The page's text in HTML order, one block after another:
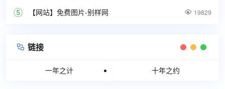
【网站】免费图片-别样网  19829
 链接
一年之计 十年之约